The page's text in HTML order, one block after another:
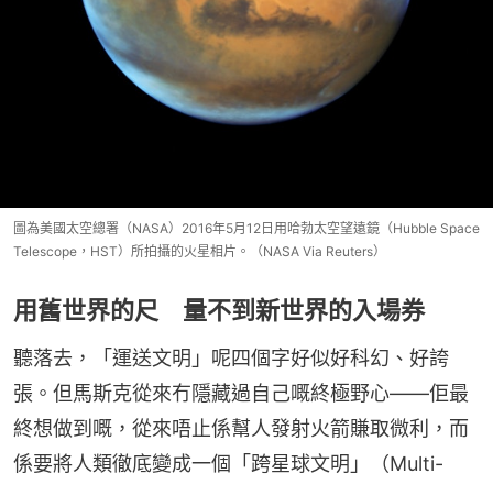
圖為美國太空總署（NASA）2016年5月12日用哈勃太空望遠鏡（Hubble Space
Telescope，HST）所拍攝的火星相片。（NASA Via Reuters）
用舊世界的尺 量不到新世界的入場券
聽落去，「運送文明」呢四個字好似好科幻、好誇
張。但馬斯克從來冇隱藏過自己嘅終極野心——佢最
終想做到嘅，從來唔止係幫人發射火箭賺取微利，而
係要將人類徹底變成一個「跨星球文明」（Multi-